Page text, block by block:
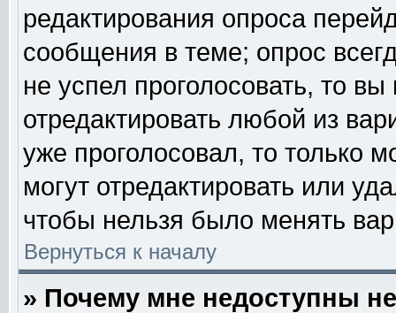
редактирования опроса
сообщения в теме; опрос
не успел проголосовать, то
отредактировать любой из
уже проголосовал, то только
могут отредактировать или
чтобы нельзя было менять
Вернуться к началу
» Почему мне недоступны